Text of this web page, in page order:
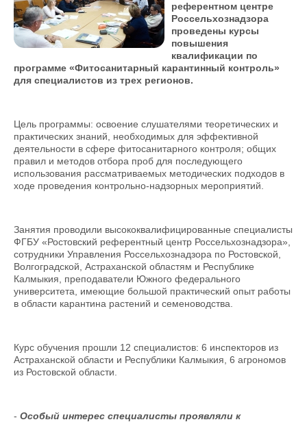
референтном центре
Россельхознадзора
проведены курсы
повышения
квалификации по
программе «Фитосанитарный карантинный контроль»
для специалистов из трех регионов.
Цель программы: освоение слушателями теоретических и
практических знаний, необходимых для эффективной
деятельности в сфере фитосанитарного контроля; общих
правил и методов отбора проб для последующего
использования рассматриваемых методических подходов в
ходе проведения контрольно-надзорных мероприятий.
Занятия проводили высококвалифицированные специалисты
ФГБУ «Ростовский референтный центр Россельхознадзора»,
сотрудники Управления Россельхознадзора по Ростовской,
Волгоградской, Астраханской областям и Республике
Калмыкия, преподаватели Южного федерального
университета, имеющие большой практический опыт работы
в области карантина растений и семеноводства.
Курс обучения прошли 12 специалистов: 6 инспекторов из
Астраханской области и Республики Калмыкия, 6 агрономов
из Ростовской области.
- Особый интерес специалисты проявляли к